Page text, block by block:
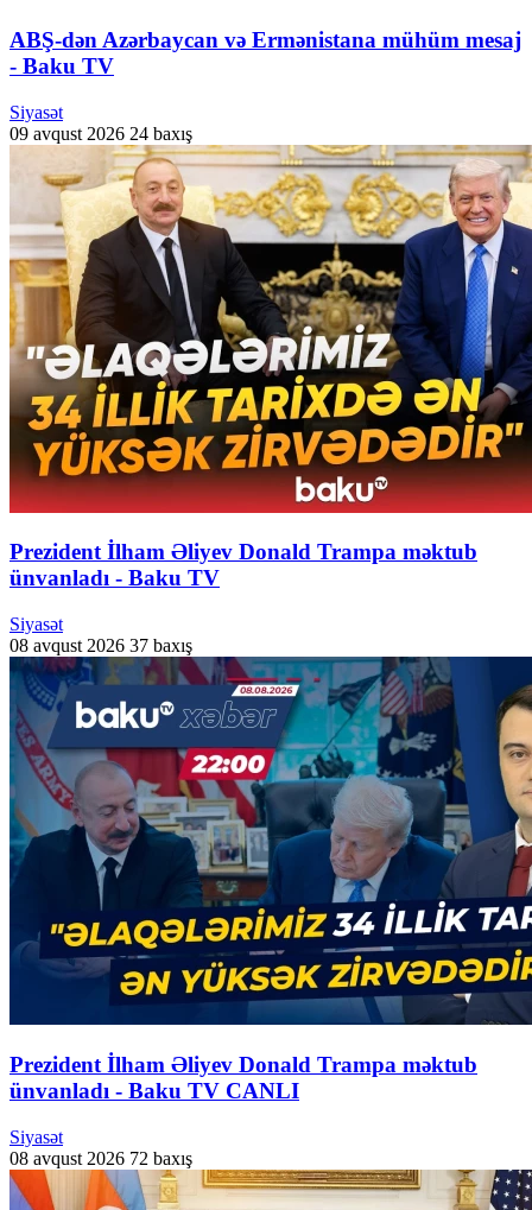
ABŞ-dən Azərbaycan və Ermənistana mühüm mesaj
- Baku TV
Siyasət
09 avqust 2026 24 baxış
Prezident İlham Əliyev Donald Trampa məktub
ünvanladı - Baku TV
Siyasət
08 avqust 2026 37 baxış
Prezident İlham Əliyev Donald Trampa məktub
ünvanladı - Baku TV CANLI
Siyasət
08 avqust 2026 72 baxış